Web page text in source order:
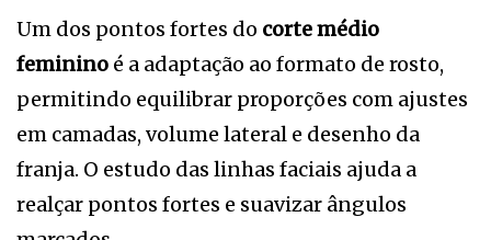
Um dos pontos fortes do corte médio
feminino é a adaptação ao formato de rosto,
permitindo equilibrar proporções com ajustes
em camadas, volume lateral e desenho da
franja. O estudo das linhas faciais ajuda a
realçar pontos fortes e suavizar ângulos